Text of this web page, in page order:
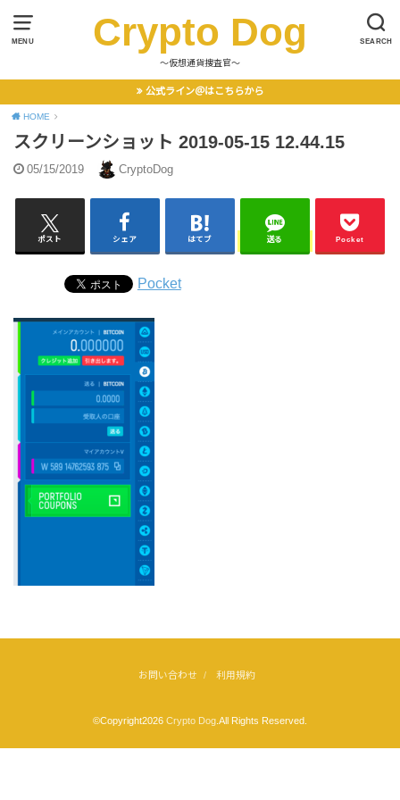
MENU SEARCH
Crypto Dog
〜仮想通貨捜査官〜
公式ライン＠はこちらから
HOME
スクリーンショット 2019-05-15 12.44.15
05/15/2019 CryptoDog
ポスト シェア はてブ 送る Pocket
Pocket
お問い合わせ 利用規約
©Copyright2026 Crypto Dog.All Rights Reserved.